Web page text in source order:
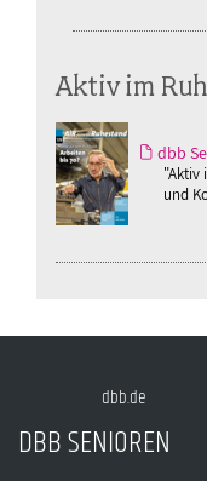
Aktiv im
dbb
"Aktiv
und
dbb.de
DBB SENIOREN